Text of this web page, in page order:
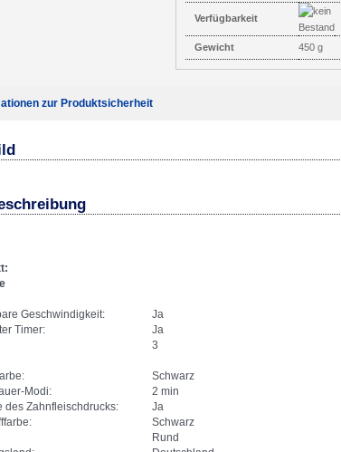
Verfügbarkeit
Gewicht 450 g
zur Produktsicherheit
Geschwindigkeit:
Ja
Timer:
Ja
3
Schwarz
Modi:
2 min
des Zahnfleischdrucks:
Ja
Schwarz
Rund